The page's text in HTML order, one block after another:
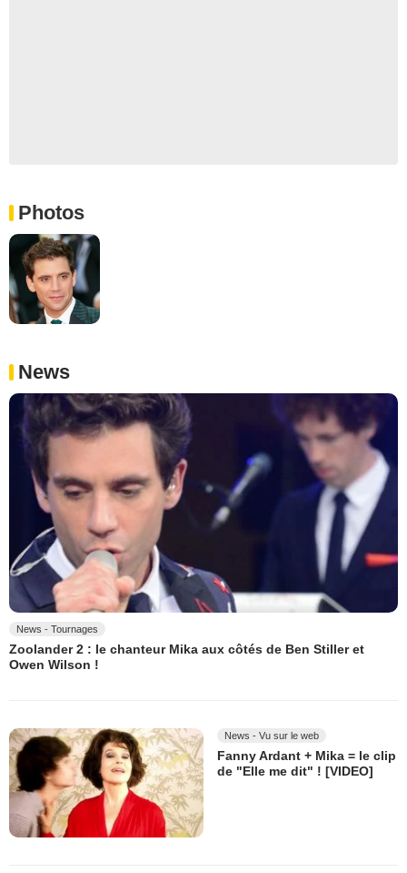
Photos
News
News - Tournages
Zoolander 2 : le chanteur Mika aux côtés de Ben Stiller et
Owen Wilson !
News - Vu sur le web
Fanny Ardant + Mika = le clip
de "Elle me dit" ! [VIDEO]